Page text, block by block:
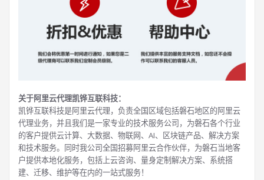
关于阿里云代理凯铧互联科技：
凯铧互联科技是阿里云代理，负责全国区域包括磐石地区的阿里云
代理业务，并且我们是一家专业的技术服务公司，为磐石各个行业
的客户提供云计算、大数据、物联网、AI、区块链产品、解决方案
和技术服务。同时我公司全国招募阿里云合作伙伴，为磐石当地客
户提供本地化服务，包括上云咨询、量身定制解决方案、系统搭
建、迁移、维护等在内的一站式服务！